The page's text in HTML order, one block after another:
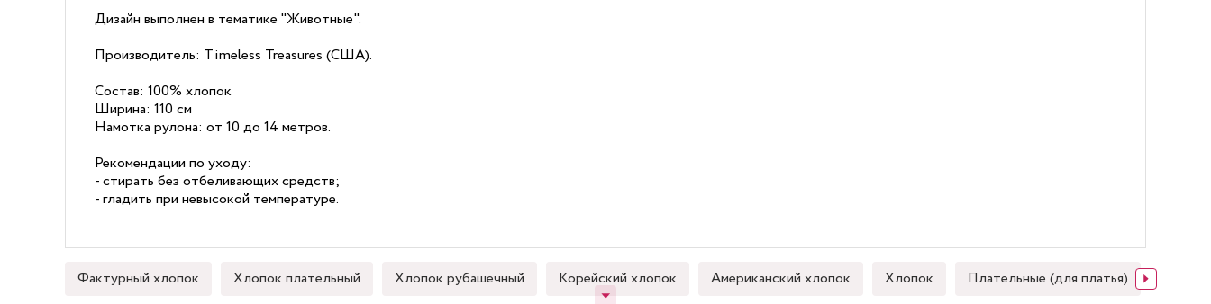
Дизайн выполнен в тематике "Животные".
Производитель: Timeless Treasures (США).
Состав: 100% хлопок
Ширина: 110 см
Намотка рулона: от 10 до 14 метров.
Рекомендации по уходу:
- стирать без отбеливающих средств;
- гладить при невысокой температуре.
Фактурный хлопок Хлопок плательный Хлопок рубашечный Корейский хлопок Американский хлопок Хлопок Плательные (для платья)